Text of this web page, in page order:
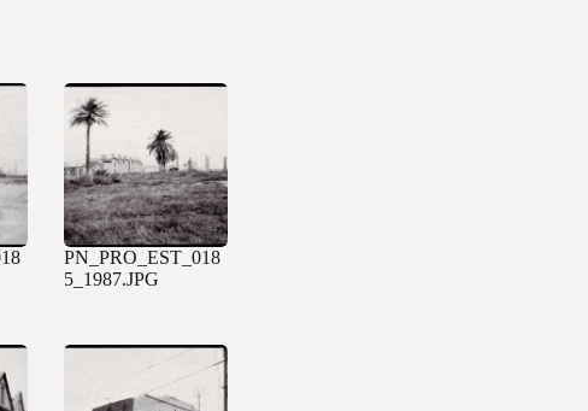
PN_PRO_EST_018
5_1987.JPG